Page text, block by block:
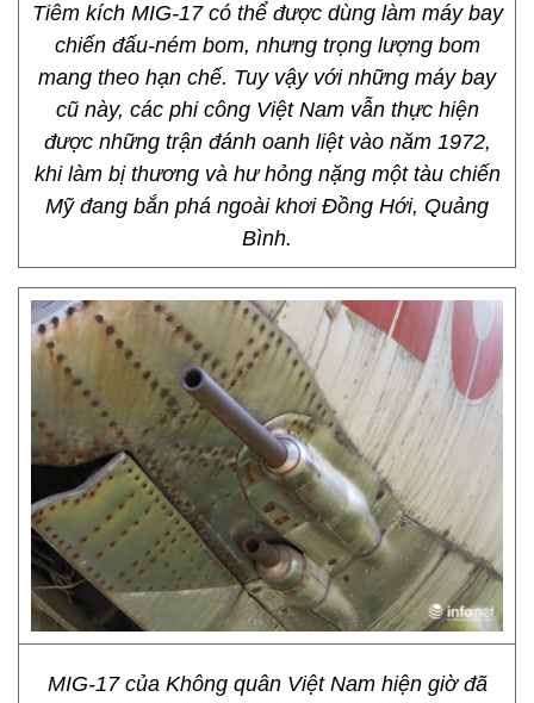
Tiêm kích MIG-17 có thể được dùng làm máy bay
chiến đấu-ném bom, nhưng trọng lượng bom
mang theo hạn chế. Tuy vậy với những máy bay
cũ này, các phi công Việt Nam vẫn thực hiện
được những trận đánh oanh liệt vào năm 1972,
khi làm bị thương và hư hỏng nặng một tàu chiến
Mỹ đang bắn phá ngoài khơi Đồng Hới, Quảng
Bình.
MIG-17 của Không quân Việt Nam hiện giờ đã